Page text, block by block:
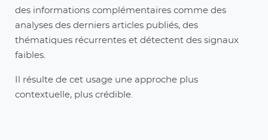
des informations complémentaires comme des
analyses des derniers articles publiés, des
thématiques récurrentes et détectent des signaux
faibles.
Il résulte de cet usage une approche plus
contextuelle, plus crédible.